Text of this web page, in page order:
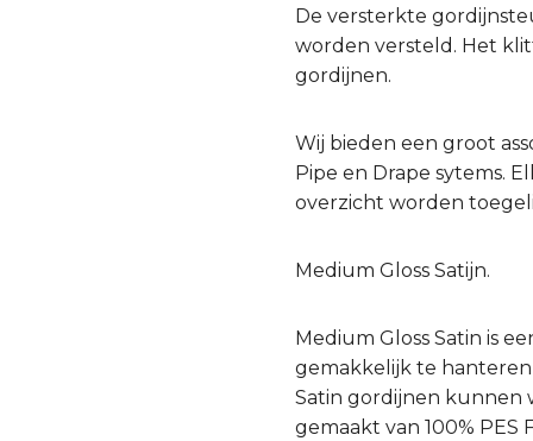
De versterkte
worden versteld. Het
gordijnen.
Wij bieden een groot
Pipe en Drape sytems.
overzicht worden
Medium Gloss Satijn.
Medium Gloss Satin is
gemakkelijk te
Satin gordijnen kunnen
gemaakt van 100%